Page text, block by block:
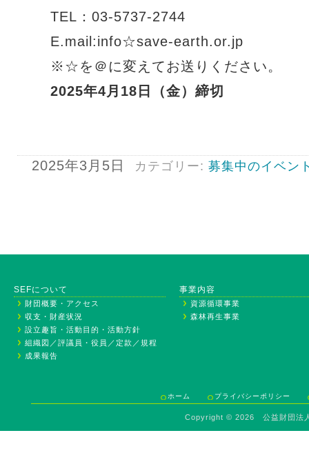
TEL：03-5737-2744
E.mail:info☆save-earth.or.jp
※☆を＠に変えてお送りください。
2025年4月18日（金）締切
2025年3月5日 カテゴリー: 募集中のイベン
SEFについて
財団概要・アクセス
収支・財産状況
設立趣旨・活動目的・活動方針
組織図／評議員・役員／定款／規程
成果報告
事業内容
資源循環事業
森林再生事業
ホーム プライバシーポリシー
Copyright ©2026 公益財団法